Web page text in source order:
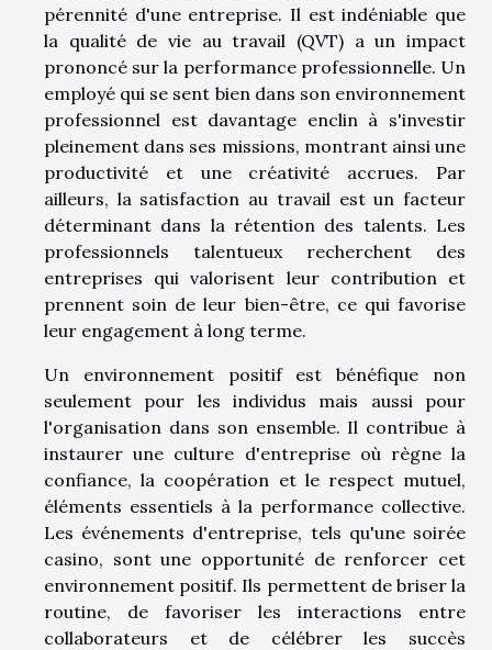
pérennité d'une entreprise. Il est indéniable que
la qualité de vie au travail (QVT) a un impact
prononcé sur la performance professionnelle. Un
employé qui se sent bien dans son environnement
professionnel est davantage enclin à s'investir
pleinement dans ses missions, montrant ainsi une
productivité et une créativité accrues. Par
ailleurs, la satisfaction au travail est un facteur
déterminant dans la rétention des talents. Les
professionnels talentueux recherchent des
entreprises qui valorisent leur contribution et
prennent soin de leur bien-être, ce qui favorise
leur engagement à long terme.
Un environnement positif est bénéfique non
seulement pour les individus mais aussi pour
l'organisation dans son ensemble. Il contribue à
instaurer une culture d'entreprise où règne la
confiance, la coopération et le respect mutuel,
éléments essentiels à la performance collective.
Les événements d'entreprise, tels qu'une soirée
casino, sont une opportunité de renforcer cet
environnement positif. Ils permettent de briser la
routine, de favoriser les interactions entre
collaborateurs et de célébrer les succès